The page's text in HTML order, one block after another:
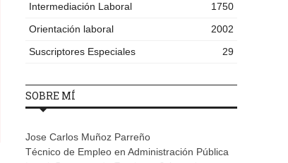
Intermediación Laboral
1750
Orientación laboral
2002
Suscriptores Especiales
29
SOBRE MÍ
Jose Carlos Muñoz Parreño
Técnico de Empleo en Administración Pública